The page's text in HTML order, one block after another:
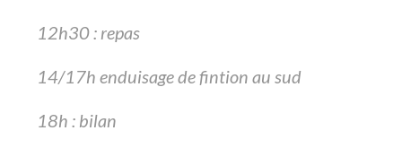
12h30 : repas
14/17h enduisage de fintion au sud
18h : bilan